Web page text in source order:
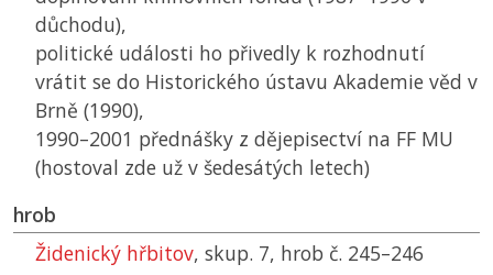
důchodu),
politické události ho přivedly k rozhodnutí
vrátit se do Historického ústavu Akademie věd v
Brně (1990),
1990–2001 přednášky z dějepisectví na FF MU
(hostoval zde už v šedesátých letech)
hrob
Židenický hřbitov, skup. 7, hrob č. 245–246